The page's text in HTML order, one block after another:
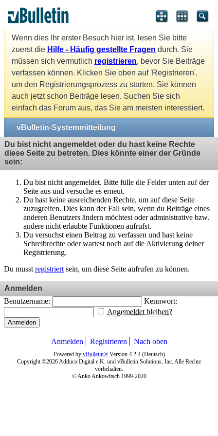
Wenn dies Ihr erster Besuch hier ist, lesen Sie bitte
zuerst die Hilfe - Häufig gestellte Fragen durch. Sie
müssen sich vermutlich registrieren, bevor Sie Beiträge
verfassen können. Klicken Sie oben auf 'Registrieren',
um den Registrierungsprozess zu starten. Sie können
auch jetzt schon Beiträge lesen. Suchen Sie sich
einfach das Forum aus, das Sie am meisten interessiert.
vBulletin-Systemmitteilung
Du bist nicht angemeldet oder du hast keine Rechte
diese Seite zu betreten. Dies könnte einer der Gründe
sein:
Du bist nicht angemeldet. Bitte fülle die Felder unten auf der
Seite aus und versuche es erneut.
Du hast keine ausreichenden Rechte, um auf diese Seite
zuzugreifen. Dies kann der Fall sein, wenn du Beiträge eines
anderen Benutzers ändern möchtest oder administrative bzw.
andere nicht erlaubte Funktionen aufrufst.
Du versuchst einen Beitrag zu verfassen und hast keine
Schreibrechte oder wartest noch auf die Aktivierung deiner
Registrierung.
Du musst registriert sein, um diese Seite aufrufen zu können.
Anmelden
Benutzername:
Kennwort:
Angemeldet bleiben?
Anmelden
Anmelden Registrieren Nach oben
Powered by vBulletin®Version 4.2.4 (Deutsch)
Copyright ©2026 Adduco Digital e.K. und vBulletin Solutions, Inc. Alle Rechte
vorbehalten.
© Anko Ankowitsch 1999-2020